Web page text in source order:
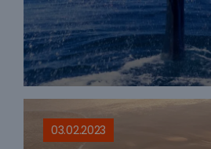
03.02.2023